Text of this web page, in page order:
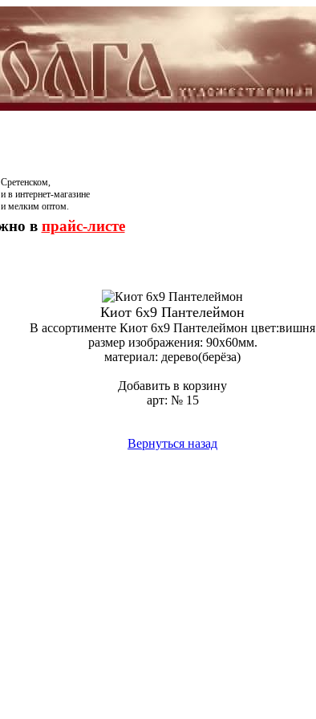
в интернет-магазине
мелким оптом.
в прайс-листе
Киот 6х9 Пантелеймон
В ассортименте Киот 6х9 Пантелеймон цвет:вишня
размер изображения: 90х60мм.
материал: дерево(берёза)
Добавить в корзину
арт: № 15
Вернуться назад